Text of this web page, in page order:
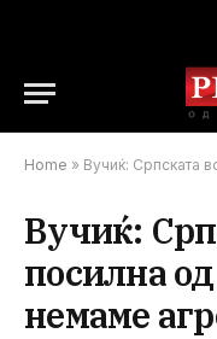
Home » Вучиќ: Српската
Вучиќ:
посилна
немаме